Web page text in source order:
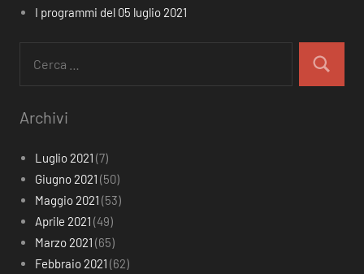
I programmi del 05 luglio 2021
per:
Cerca
Archivi
Luglio 2021 (7)
Giugno 2021 (50)
Maggio 2021 (53)
Aprile 2021 (49)
Marzo 2021 (65)
Febbraio 2021 (62)